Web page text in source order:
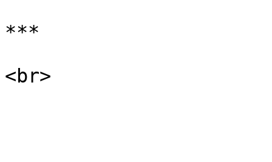
***